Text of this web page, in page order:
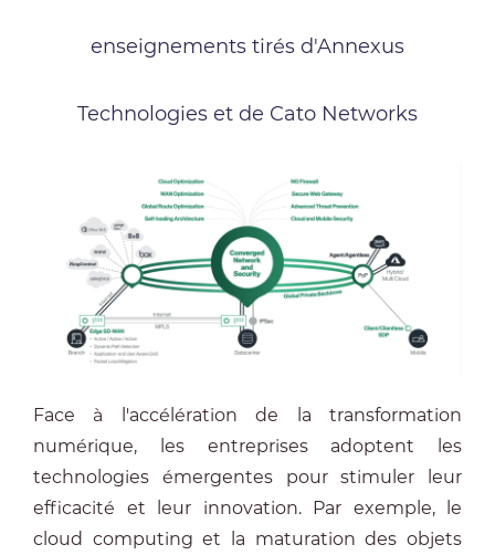
enseignements tirés d'Annexus
Technologies et de Cato Networks
Face à l'accélération de la transformation
numérique, les entreprises adoptent les
technologies émergentes pour stimuler leur
efficacité et leur innovation. Par exemple, le
cloud computing et la maturation des objets